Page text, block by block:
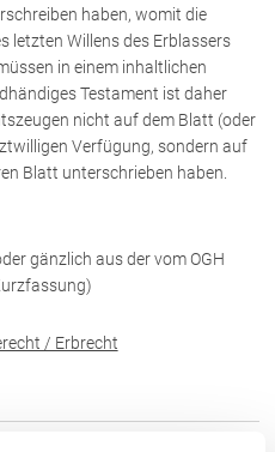
haben, womit die
letzten Willens des Erblassers
in einem inhaltlichen
Testament ist daher
nicht auf dem Blatt (oder
Verfügung, sondern auf
Blatt unterschrieben haben.
gänzlich aus der vom OGH
/ Erbrecht